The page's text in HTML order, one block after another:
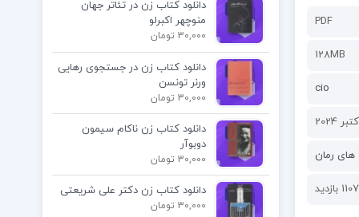
PDF
128MB
cio
رمان
1107 بازدید
دانلود کتاب زن در تئاتر جهان
منوچهر اکبرلو
30,000 تومان
دانلود کتاب زن در جستجوی رهایی
ورنر تونسن
30,000 تومان
دانلود کتاب زن ناکام سیمون
دوبوآر
30,000 تومان
دانلود کتاب زن دکتر علی شریعتی
30,000 تومان